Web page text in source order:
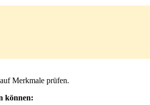
Merkmale prüfen.
können: